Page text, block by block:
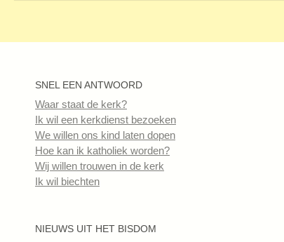
SNEL EEN ANTWOORD
Waar staat de kerk?
Ik wil een kerkdienst bezoeken
We willen ons kind laten dopen
Hoe kan ik katholiek worden?
Wij willen trouwen in de kerk
Ik wil biechten
NIEUWS UIT HET BISDOM